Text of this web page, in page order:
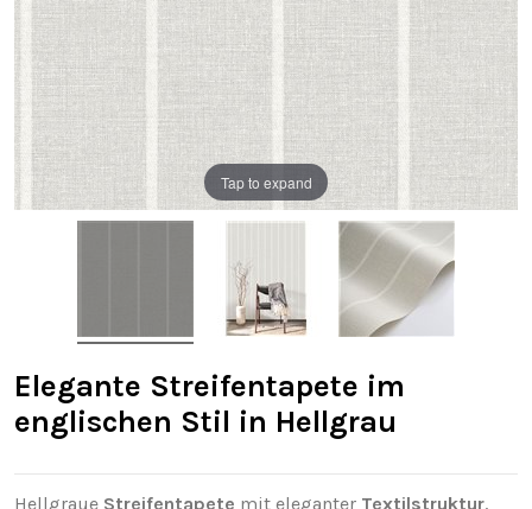
Tap to expand
Elegante Streifentapete im
englischen Stil in Hellgrau
Hellgraue Streifentapete mit eleganter Textilstruktur,